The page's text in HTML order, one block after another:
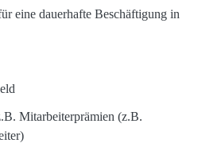
eine dauerhafte Beschäftigung in
Mitarbeiterprämien (z.B.